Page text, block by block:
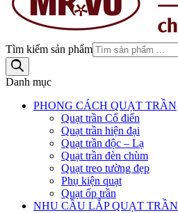
Tìm kiếm sản phẩm
Danh mục
PHONG CÁCH QUẠT TRẦN
Quạt trần Cổ điển
Quạt trần hiện đại
Quạt trần độc – Lạ
Quạt trần đèn chùm
Quạt treo tường đẹp
Phụ kiện quạt
Quạt ốp trần
NHU CẦU LẮP QUẠT TRẦN